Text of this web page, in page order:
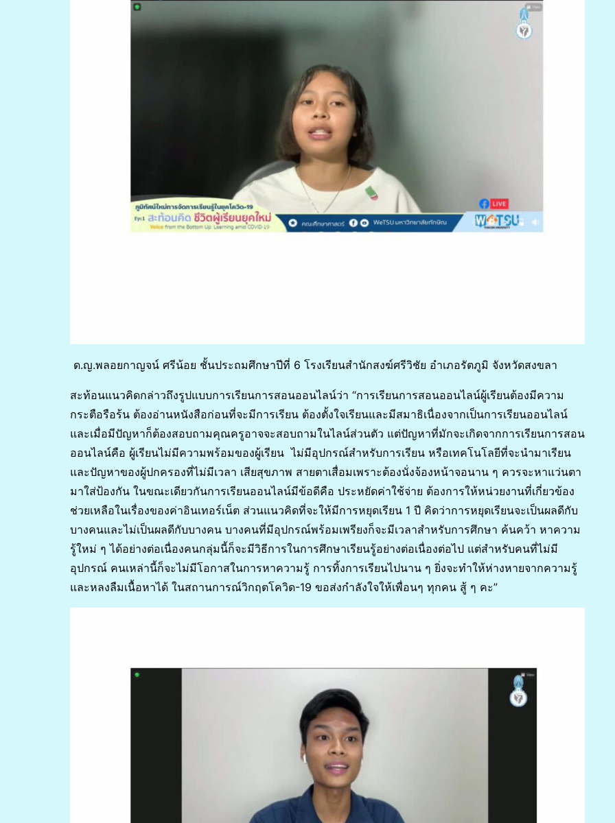
ด.ญ.พลอยกาญจน์ ศรีน้อย ชั้นประถมศึกษาปีที่ 6 โรงเรียนสำนักสงฆ์ศรีวิชัย อำเภอรัตภูมิ จังหวัดสงขลา
สะท้อนแนวคิดกล่าวถึงรูปแบบการเรียนการสอนออนไลน์ว่า “การเรียนการสอนออนไลน์ผู้เรียนต้องมีความ
กระตือรือร้น ต้องอ่านหนังสือก่อนที่จะมีการเรียน ต้องตั้งใจเรียนและมีสมาธิเนื่องจากเป็นการเรียนออนไลน์
และเมื่อมีปัญหาก็ต้องสอบถามคุณครูอาจจะสอบถามในไลน์ส่วนตัว แต่ปัญหาที่มักจะเกิดจากการเรียนการสอน
ออนไลน์คือ ผู้เรียนไม่มีความพร้อมของผู้เรียน ไม่มีอุปกรณ์สำหรับการเรียน หรือเทคโนโลยีที่จะนำมาเรียน
และปัญหาของผู้ปกครองที่ไม่มีเวลา เสียสุขภาพ สายตาเสื่อมเพราะต้องนั่งจ้องหน้าจอนาน ๆ ควรจะหาแว่นตา
มาใส่ป้องกัน ในขณะเดียวกันการเรียนออนไลน์มีข้อดีคือ ประหยัดค่าใช้จ่าย ต้องการให้หน่วยงานที่เกี่ยวข้อง
ช่วยเหลือในเรื่องของค่าอินเทอร์เน็ต ส่วนแนวคิดที่จะให้มีการหยุดเรียน 1 ปี คิดว่าการหยุดเรียนจะเป็นผลดีกับ
บางคนและไม่เป็นผลดีกับบางคน บางคนที่มีอุปกรณ์พร้อมเพรียงก็จะมีเวลาสำหรับการศึกษา ค้นคว้า หาความ
รู้ใหม่ ๆ ได้อย่างต่อเนื่องคนกลุ่มนี้ก็จะมีวิธีการในการศึกษาเรียนรู้อย่างต่อเนื่องต่อไป แต่สำหรับคนที่ไม่มี
อุปกรณ์ คนเหล่านี้ก็จะไม่มีโอกาสในการหาความรู้ การทิ้งการเรียนไปนาน ๆ ยิ่งจะทำให้ห่างหายจากความรู้
และหลงลืมเนื้อหาได้ ในสถานการณ์วิกฤตโควิด-19 ขอส่งกำลังใจให้เพื่อนๆ ทุกคน สู้ ๆ คะ”